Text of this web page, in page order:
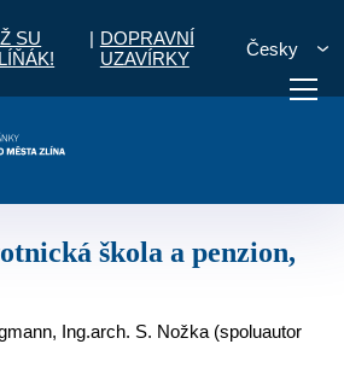
SU
| DOPRAVNÍ
UZAVÍRKY
Česky
Potřebuji zaplatit Diskuzní
Ing.arch. S. Nožka (spoluautor